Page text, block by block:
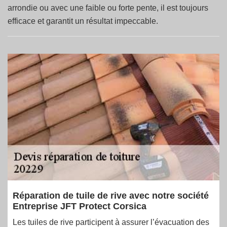
arrondie ou avec une faible ou forte pente, il est toujours
efficace et garantit un résultat impeccable.
Réparation de tuile de rive avec notre société
Entreprise JFT Protect Corsica
Les tuiles de rive participent à assurer l’évacuation des